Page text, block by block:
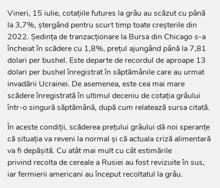
Vineri, 15 iulie, cotaţiile futures la grâu au scăzut cu până
la 3,7%, ştergând pentru scurt timp toate creşterile din
2022. Ședința de tranzacționare la Bursa din Chicago s-a
încheiat în scădere cu 1,8%, prețul ajungând până la 7,81
dolari per bushel. Este departe de recordul de aproape 13
dolari per bushel înregistrat în săptămânile care au urmat
invadării Ucrainei. De asemenea, este cea mai mare
scădere înregistrată în ultimul deceniu de cotaţia grâului
într-o singură săptămână, după cum relatează sursa citată.
În aceste condiții, scăderea preţului grâului dă noi speranţe
că situația va reveni la normal și că actuala criză alimentară
va fi depășită. Cu atât mai mult cu cât estimările
privind recolta de cereale a Rusiei au fost revizuite în sus,
iar fermierii americani au început recoltatul la grâu.